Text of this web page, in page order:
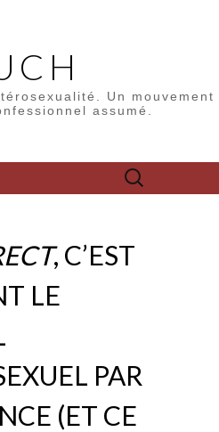
Un mouvement
assumé.
Rechercher :
, C’EST
LE
PAR
(ET CE